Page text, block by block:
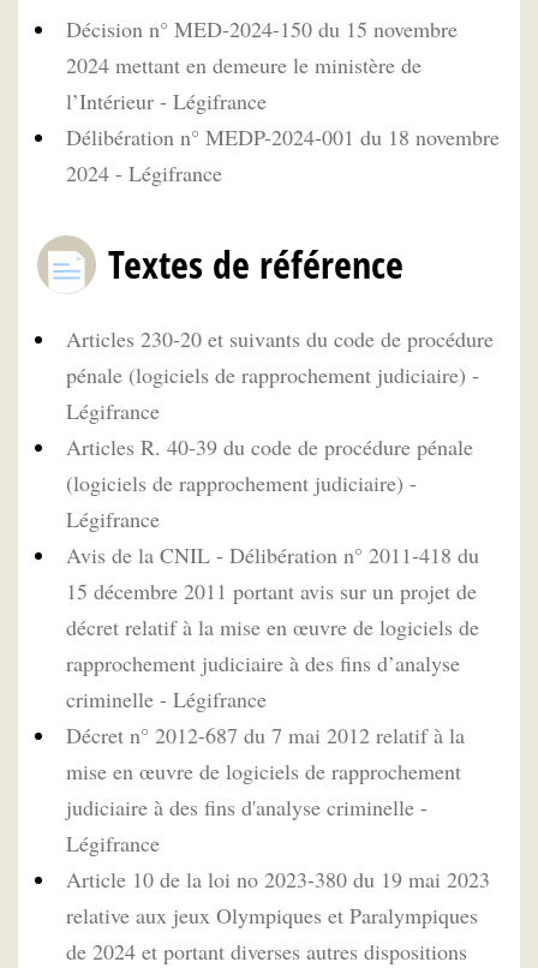
Décision n° MED-2024-150 du 15 novembre
2024 mettant en demeure le ministère de
l’Intérieur - Légifrance
Délibération n° MEDP-2024-001 du 18 novembre
2024 - Légifrance
Textes de référence
Articles 230-20 et suivants du code de procédure
pénale (logiciels de rapprochement judiciaire) -
Légifrance
Articles R. 40-39 du code de procédure pénale
(logiciels de rapprochement judiciaire) -
Légifrance
Avis de la CNIL - Délibération n° 2011-418 du
15 décembre 2011 portant avis sur un projet de
décret relatif à la mise en œuvre de logiciels de
rapprochement judiciaire à des fins d’analyse
criminelle - Légifrance
Décret n° 2012-687 du 7 mai 2012 relatif à la
mise en œuvre de logiciels de rapprochement
judiciaire à des fins d'analyse criminelle -
Légifrance
Article 10 de la loi no 2023-380 du 19 mai 2023
relative aux jeux Olympiques et Paralympiques
de 2024 et portant diverses autres dispositions